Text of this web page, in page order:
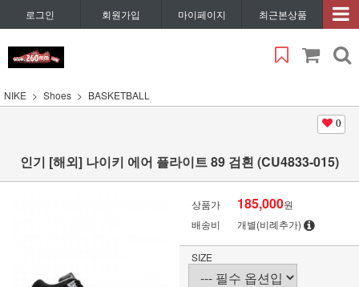
로그인 회원가입 마이페이지 최근본상품
NIKE Shoes BASKETBALL
0
인기 [해외] 나이키 에어 플라이트 89 검흰 (CU4833-015)
상품가 185,000원
배송비
개별(비례추가)
SIZE